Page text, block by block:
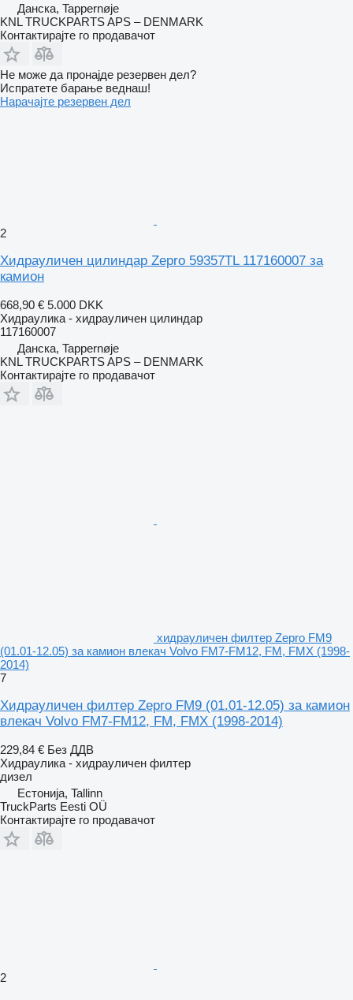
Данска, Tappernøje
KNL TRUCKPARTS APS – DENMARK
Контактирајте го продавачот
Не може да пронајде резервен дел?
Испратете барање веднаш!
Нарачајте резервен дел
2
Хидрауличен цилиндар Zepro 59357TL 117160007 за
камион
668,90 € 5.000 DKK
Хидраулика - хидрауличен цилиндар
117160007
Данска, Tappernøje
KNL TRUCKPARTS APS – DENMARK
Контактирајте го продавачот
хидрауличен филтер Zepro FM9
(01.01-12.05) за камион влекач Volvo FM7-FM12, FM, FMX (1998-
2014)
7
Хидрауличен филтер Zepro FM9 (01.01-12.05) за камион
влекач Volvo FM7-FM12, FM, FMX (1998-2014)
229,84 € Без ДДВ
Хидраулика - хидрауличен филтер
дизел
Естонија, Tallinn
TruckParts Eesti OÜ
Контактирајте го продавачот
2